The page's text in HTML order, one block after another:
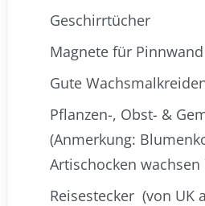
Geschirrtücher
Magnete für Pinnwand
Gute
Pflanzen-, Obst- &
(Anmerkung:
Artischocken
Reisestecker (von UK